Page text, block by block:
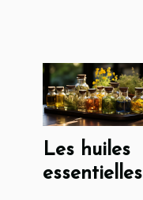
Les huiles
essentielles